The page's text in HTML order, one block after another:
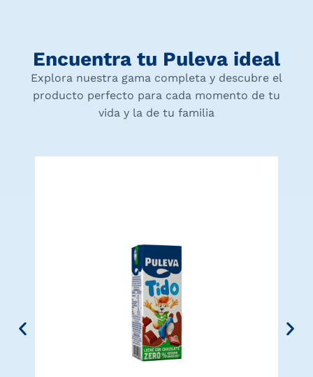
Encuentra tu Puleva ideal
Explora nuestra gama completa y descubre el
producto perfecto para cada momento de tu
vida y la de tu familia